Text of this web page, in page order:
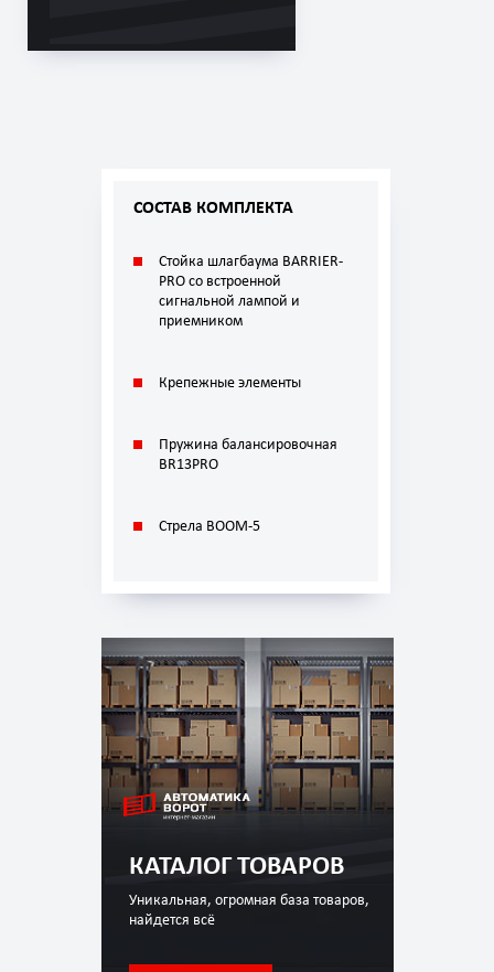
СОСТАВ КОМПЛЕКТА
Стойкa шлагбаума BARRIER-
PRO со встроенной
сигнальной лампой и
приемником
Крепежные элементы
Пружина балансировочная
BR13PRO
Стрела BOOM-5
КАТАЛОГ ТОВАРОВ
Уникальная, огромная база товаров,
найдется всё